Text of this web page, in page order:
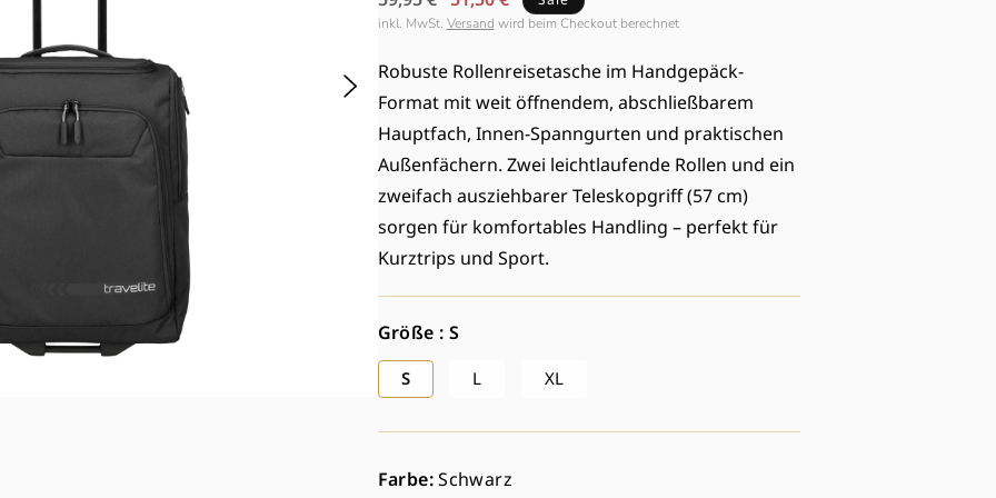
O
N
Medien
Preis
inkl. MwSt. Versand wird beim Checkout berechnet
Robuste Rollenreisetasche im Handgepäck-
Format mit weit öffnendem, abschließbarem
Hauptfach, Innen-Spanngurten und praktischen
Außenfächern. Zwei leichtlaufende Rollen und ein
zweifach ausziehbarer Teleskopgriff (57 cm)
sorgen für komfortables Handling – perfekt für
Kurztrips und Sport.
Größe : S
S L XL
Farbe:Schwarz